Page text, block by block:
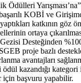
Yarışması’na”
başarılı KOBİ ve
katkının göz
ortaya
Desteğinden
proje bazlı
avantajları
kazandığı kategori
için başvuru yapabilir.